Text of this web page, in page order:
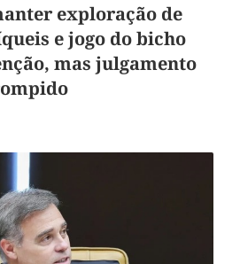
exploração de
e jogo do bicho
mas julgamento